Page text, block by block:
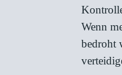
Wenn
bedroht